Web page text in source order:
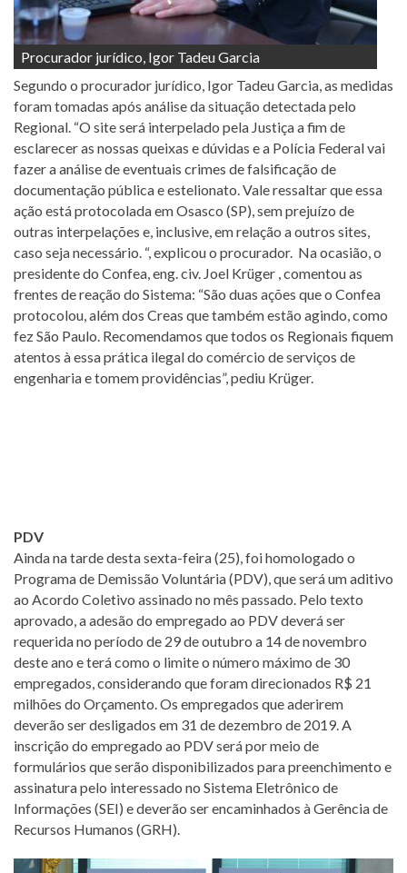
Procurador jurídico, Igor Tadeu Garcia
Segundo o procurador jurídico, Igor Tadeu Garcia, as medidas
foram tomadas após análise da situação detectada pelo
Regional. “O site será interpelado pela Justiça a fim de
esclarecer as nossas queixas e dúvidas e a Polícia Federal vai
fazer a análise de eventuais crimes de falsificação de
documentação pública e estelionato. Vale ressaltar que essa
ação está protocolada em Osasco (SP), sem prejuízo de
outras interpelações e, inclusive, em relação a outros sites,
caso seja necessário. “, explicou o procurador. Na ocasião, o
presidente do Confea, eng. civ. Joel Krüger , comentou as
frentes de reação do Sistema: “São duas ações que o Confea
protocolou, além dos Creas que também estão agindo, como
fez São Paulo. Recomendamos que todos os Regionais fiquem
atentos à essa prática ilegal do comércio de serviços de
engenharia e tomem providências”, pediu Krüger.
PDV
Ainda na tarde desta sexta-feira (25), foi homologado o
Programa de Demissão Voluntária (PDV), que será um aditivo
ao Acordo Coletivo assinado no mês passado. Pelo texto
aprovado, a adesão do empregado ao PDV deverá ser
requerida no período de 29 de outubro a 14 de novembro
deste ano e terá como o limite o número máximo de 30
empregados, considerando que foram direcionados R$ 21
milhões do Orçamento. Os empregados que aderirem
deverão ser desligados em 31 de dezembro de 2019. A
inscrição do empregado ao PDV será por meio de
formulários que serão disponibilizados para preenchimento e
assinatura pelo interessado no Sistema Eletrônico de
Informações (SEI) e deverão ser encaminhados à Gerência de
Recursos Humanos (GRH).